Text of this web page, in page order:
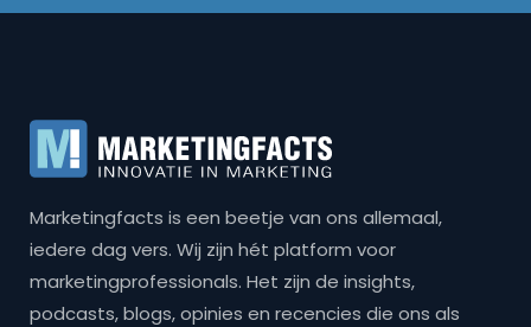
Marketingfacts is een beetje van ons allemaal,
iedere dag vers. Wij zijn hét platform voor
marketingprofessionals. Het zijn de insights,
podcasts, blogs, opinies en recencies die ons als